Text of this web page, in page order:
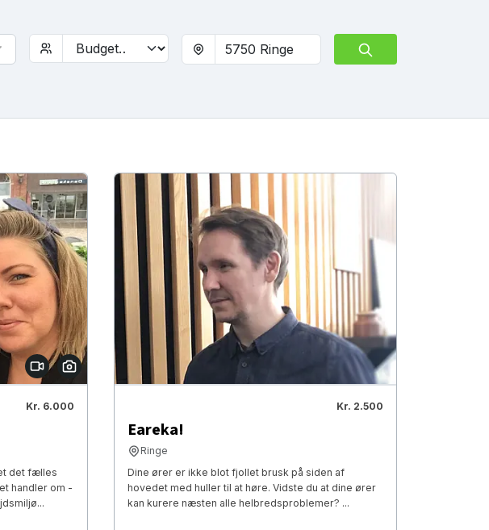
Kr. 6.000
det fælles
handler om -
Kr. 2.500
Eareka!
Ringe
Dine ører er ikke blot fjollet brusk på siden af
hovedet med huller til at høre. Vidste du at dine ører
kan kurere næsten alle helbredsproblemer? ...